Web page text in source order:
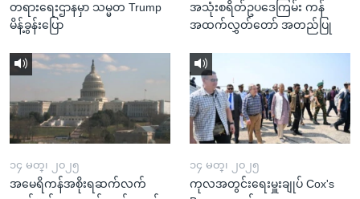
တရားရေးဌာနမှာ သမ္မတ Trump
မိန့်ခွန်းပြော
အသုံးစရိတ်ဥပဒေကြမ်း ကန်
အထက်လွှတ်တော် အတည်ပြု
၁၄ မတ္၊ ၂၀၂၅
အမေရိကန်အစိုးရဆက်လက်
၁၄ မတ္၊ ၂၀၂၅
ကုလအတွင်းရေးမှူးချုပ် Cox's